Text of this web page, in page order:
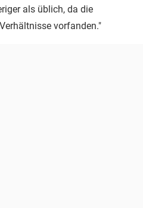
als üblich, da die
vorfanden."